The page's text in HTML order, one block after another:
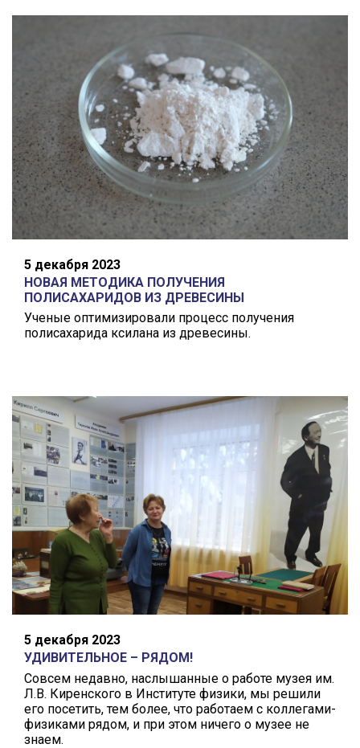
5 декабря 2023
НОВАЯ МЕТОДИКА ПОЛУЧЕНИЯ
ПОЛИСАХАРИДОВ ИЗ ДРЕВЕСИНЫ
Ученые оптимизировали процесс получения
полисахарида ксилана из древесины.
5 декабря 2023
УДИВИТЕЛЬНОЕ – РЯДОМ!
Совсем недавно, наслышанные о работе музея им.
Л.В. Киренского в Институте физики, мы решили
его посетить, тем более, что работаем с коллегами-
физиками рядом, и при этом ничего о музее не
знаем.